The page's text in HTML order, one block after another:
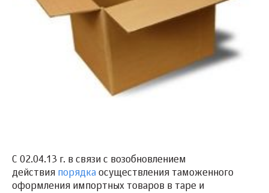
С 02.04.13 г. в связи с возобновлением
действия порядка осуществления таможенного
оформления импортных товаров в таре и